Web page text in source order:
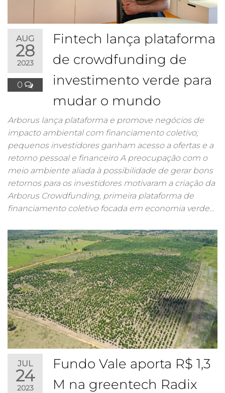
AUG
28
2023
0
Fintech lança plataforma
de crowdfunding de
investimento verde para
mudar o mundo
Arborus lança plataforma e promove negócios de
impacto ambiental com financiamento coletivo;
pequenos investidores ganham acesso a ofertas e a
retorno pessoal e financeiro A preocupação com o
meio ambiente aliada à possibilidade de gerar bons
retornos para os investidores motivaram a criação da
Arborus Crowdfunding, primeira plataforma de
financiamento coletivo focada em economia verde…
JUL
24
2023
Fundo Vale aporta R$ 1,3
M na greentech Radix